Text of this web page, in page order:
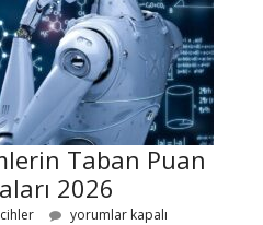
Taban Puan
2026
yorumlar kapalı